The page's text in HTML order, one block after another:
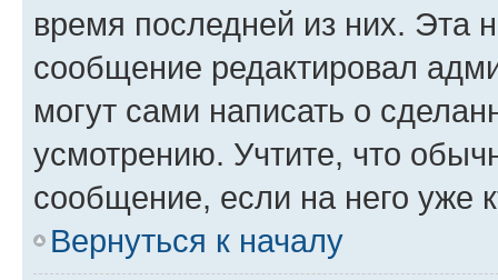
время последней из них. Эта
сообщение редактировал
могут сами написать о
усмотрению. Учтите, что
сообщение, если на него уже
Вернуться к началу